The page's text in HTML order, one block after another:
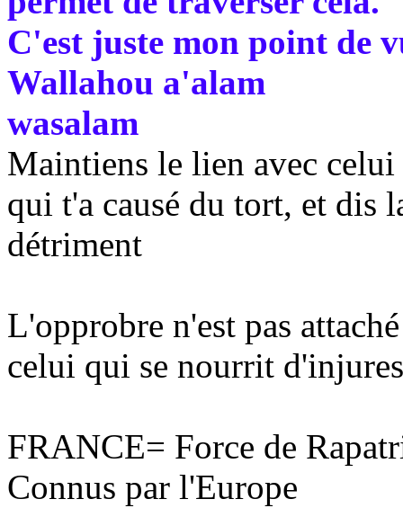
C'est juste mon point de
Wallahou a'alam
wasalam
Maintiens le lien avec
qui t'a causé du tort, et dis
détriment
L'opprobre n'est pas
celui qui se nourrit
FRANCE= Force de
Connus par l'Europe